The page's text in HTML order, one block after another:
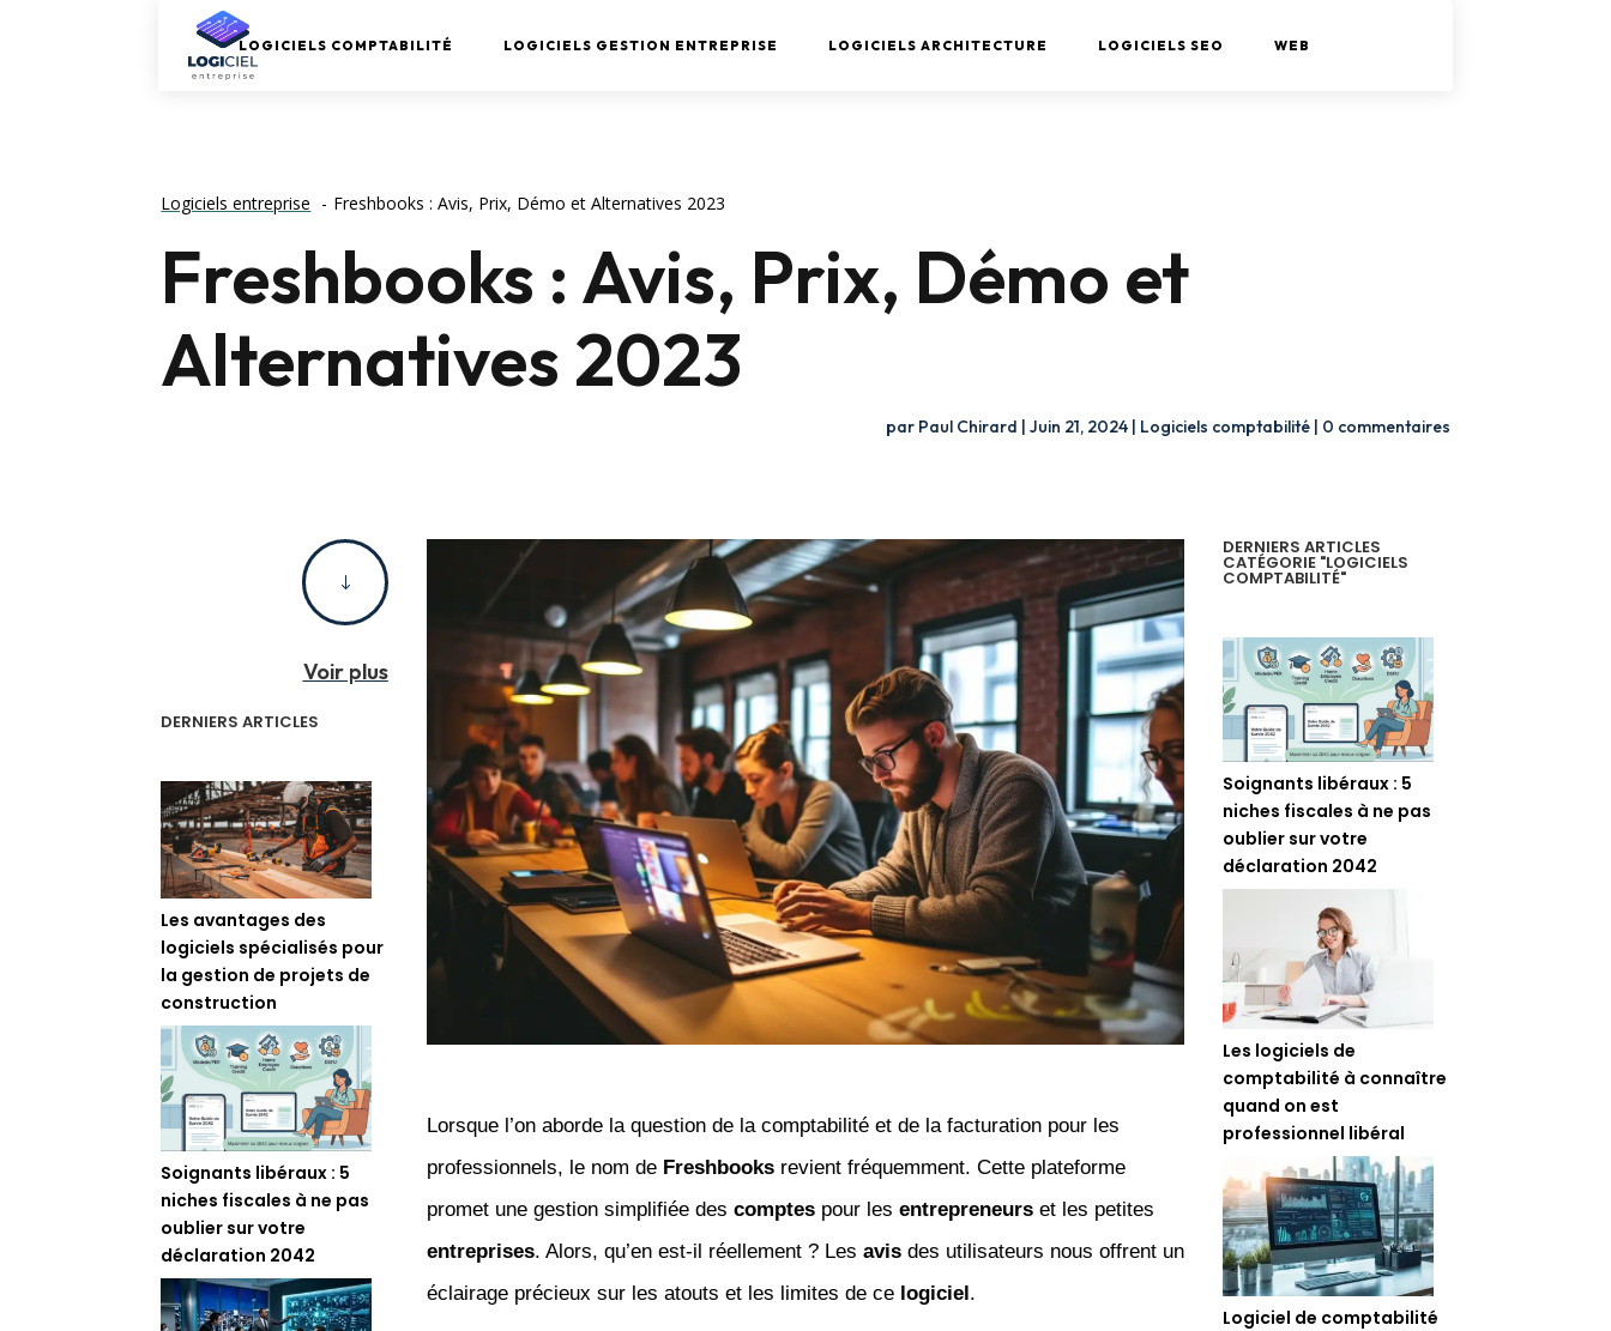
LOGICIELS COMPTABILITÉ LOGICIELS GESTION ENTREPRISE LOGICIELS ARCHITECTURE LOGICIELS SEO WEB
Logiciels entreprise Freshbooks : Avis, Prix, Démo et Alternatives 2023
Freshbooks : Avis, Prix, Démo et
Alternatives 2023
par Paul Chirard | Juin 21, 2024| Logiciels comptabilité| 0 commentaires
"
Voir plus
DERNIERS ARTICLES
Les avantages des
logiciels spécialisés pour
la gestion de projets de
construction
Soignants libéraux : 5
niches fiscales à ne pas
oublier sur votre
déclaration 2042
Lorsque l’on aborde la question de la comptabilité et de la facturation pour les
professionnels, le nom de Freshbooksrevient fréquemment. Cette plateforme
promet une gestion simplifiée des comptespour les entrepreneurset les petites
entreprises. Alors, qu’en est-il réellement ? Les avisdes utilisateurs nous offrent un
éclairage précieux sur les atouts et les limites de ce logiciel.
DERNIERS ARTICLES
CATÉGORIE "LOGICIELS
COMPTABILITÉ"
Soignants libéraux : 5
niches fiscales à ne pas
oublier sur votre
déclaration 2042
Les logiciels de
comptabilité à connaître
quand on est
professionnel libéral
Logiciel de comptabilité